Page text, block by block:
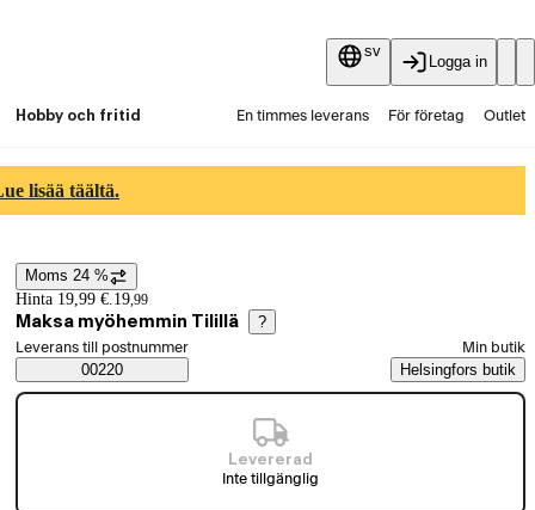
sv
Logga in
Hobby och fritid En timmes leverans För företag Outlet
lisää täältä.
Prisinformation
Moms 24 %
Hinta 19,99 €. 19,99
Maksa myöhemmin Tilillä ?
Saatavuustiedot
Välj beställningssätt
Leverans till postnummer
00220
Min butik
Helsingfors butik
Levererad
Inte tillgänglig